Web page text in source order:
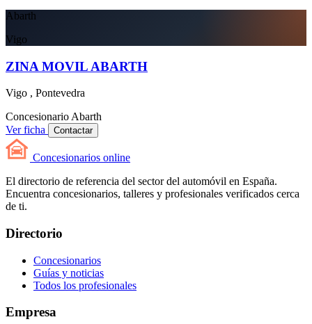
Abarth
Vigo
ZINA MOVIL ABARTH
Vigo , Pontevedra
Concesionario Abarth
Ver ficha
Contactar
Concesionarios online
El directorio de referencia del sector del automóvil en España.
Encuentra concesionarios, talleres y profesionales verificados cerca
de ti.
Directorio
Concesionarios
Guías y noticias
Todos los profesionales
Empresa